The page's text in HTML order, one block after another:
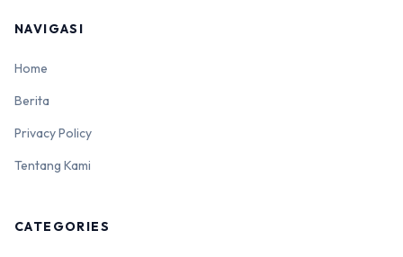
NAVIGASI
Home
Berita
Privacy Policy
Tentang Kami
CATEGORIES